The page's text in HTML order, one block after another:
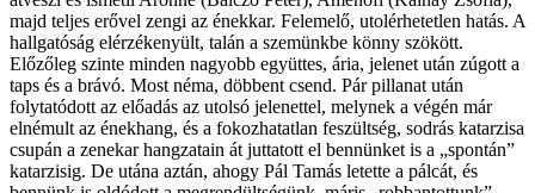
majd teljes erővel zengi az énekkar. Felemelő, utolérhetetlen hatás. A
hallgatóság elérzékenyült, talán a szemünkbe könny szökött.
Előzőleg szinte minden nagyobb együttes, ária, jelenet után zúgott a
taps és a brávó. Most néma, döbbent csend. Pár pillanat után
folytatódott az előadás az utolsó jelenettel, melynek a végén már
elnémult az énekhang, és a fokozhatatlan feszültség, sodrás katarzisa
csupán a zenekar hangzatain át juttatott el bennünket is a „spontán”
katarzisig. De utána aztán, ahogy Pál Tamás letette a pálcát, és